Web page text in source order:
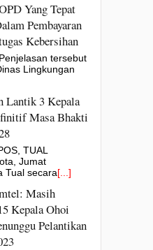
Yang Tepat
Pembayaran
Kebersihan
tersebut
Lingkungan
Lantik 3 Kepala
Masa Bhakti
TUAL
Jumat
Tual secara[...]
Masih
Kepala Ohoi
Pelantikan